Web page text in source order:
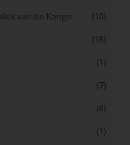
van die Kongo (10)
(18)
(1)
(7)
(6)
(1)